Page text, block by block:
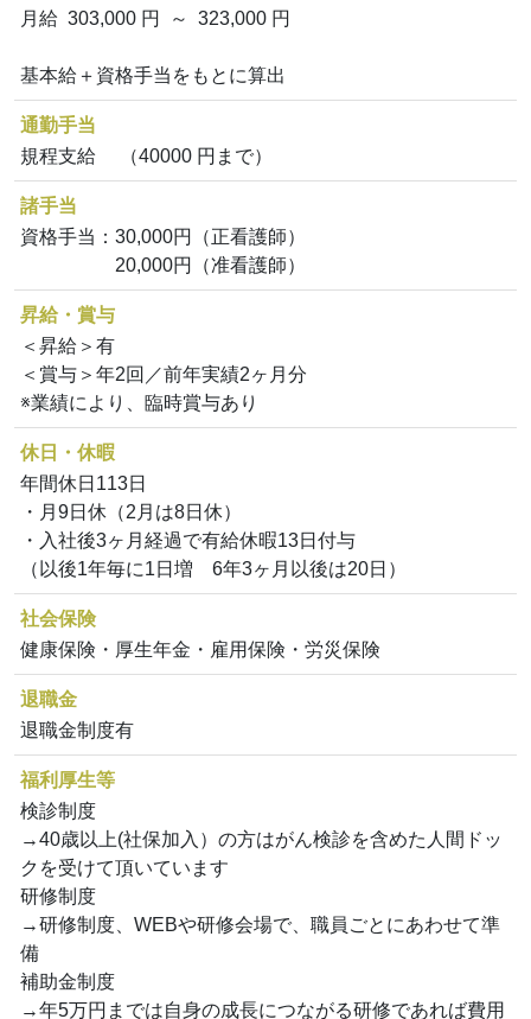
月給 303,000 円 ～ 323,000 円
基本給＋資格手当をもとに算出
通勤手当
規程支給 （40000 円まで）
諸手当
資格手当：30,000円（正看護師）
20,000円（准看護師）
昇給・賞与
＜昇給＞有
＜賞与＞年2回／前年実績2ヶ月分
※業績により、臨時賞与あり
休日・休暇
年間休日113日
・月9日休（2月は8日休）
・入社後3ヶ月経過で有給休暇13日付与
（以後1年毎に1日増 6年3ヶ月以後は20日）
社会保険
健康保険・厚生年金・雇用保険・労災保険
退職金
退職金制度有
福利厚生等
検診制度
→40歳以上(社保加入）の方はがん検診を含めた人間ドッ
クを受けて頂いています
研修制度
→研修制度、WEBや研修会場で、職員ごとにあわせて準
備
補助金制度
→年5万円までは自身の成長につながる研修であれば費用